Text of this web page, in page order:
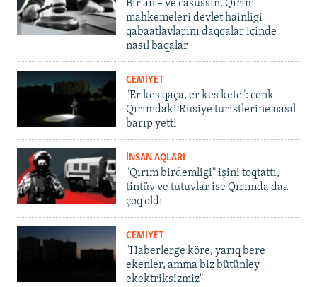
Bir an – ve casussıñ. Qırım
mahkemeleri devlet hainligi
qabaatlavlarını daqqalar içinde
nasıl baqalar
CEMİYET
"Er kes qaça, er kes kete": cenk
Qırımdaki Rusiye turistlerine nasıl
barıp yetti
İNSAN AQLARI
"Qırım birdemligi" işini toqtattı,
tintüv ve tutuvlar ise Qırımda daa
çoq oldı
CEMİYET
"Haberlerge köre, yarıq bere
ekenler, amma biz bütünley
ekektriksizmiz"